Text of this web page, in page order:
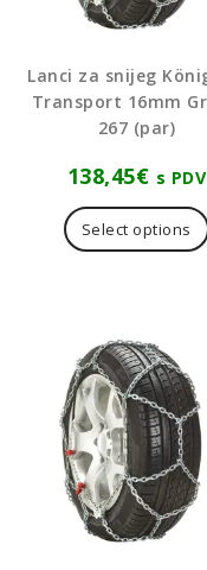
Lanci za snijeg
Transport 16mm
267 (par)
138,45€ s PDV
Select options